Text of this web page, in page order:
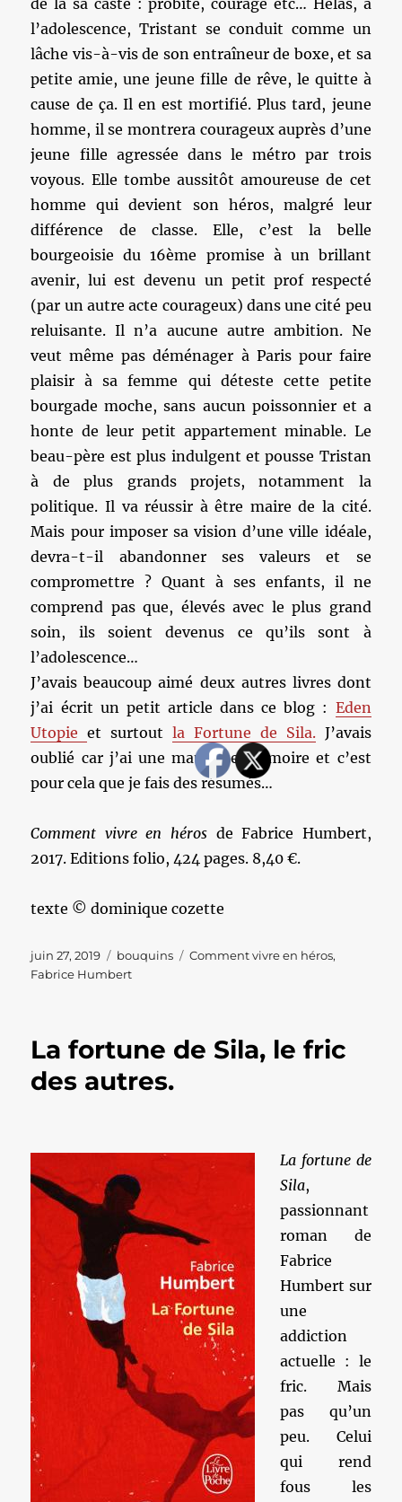
de la sa caste : probité, courage etc… Hélas, à
l’adolescence, Tristant se conduit comme un
lâche vis-à-vis de son entraîneur de boxe, et sa
petite amie, une jeune fille de rêve, le quitte à
cause de ça. Il en est mortifié. Plus tard, jeune
homme, il se montrera courageux auprès d’une
jeune fille agressée dans le métro par trois
voyous. Elle tombe aussitôt amoureuse de cet
homme qui devient son héros, malgré leur
différence de classe. Elle, c’est la belle
bourgeoisie du 16ème promise à un brillant
avenir, lui est devenu un petit prof respecté
(par un autre acte courageux) dans une cité peu
reluisante. Il n’a aucune autre ambition. Ne
veut même pas déménager à Paris pour faire
plaisir à sa femme qui déteste cette petite
bourgade moche, sans aucun poissonnier et a
honte de leur petit appartement minable. Le
beau-père est plus indulgent et pousse Tristan
à de plus grands projets, notamment la
politique. Il va réussir à être maire de la cité.
Mais pour imposer sa vision d’une ville idéale,
devra-t-il abandonner ses valeurs et se
compromettre ? Quant à ses enfants, il ne
comprend pas que, élevés avec le plus grand
soin, ils soient devenus ce qu’ils sont à
l’adolescence…
J’avais beaucoup aimé deux autres livres dont
j’ai écrit un petit article dans ce blog : Eden
Utopieet surtoutla Fortune de Sila.J’avais
oublié car j’ai une mauvaise mémoire et c’est
pour cela que je fais des résumés…
Comment vivre en héros de Fabrice Humbert,
2017. Editions folio, 424 pages. 8,40 €.
texte © dominique cozette
Publié
le
juin 27, 2019 Catégories
bouquins Étiquettes
Comment vivre en héros,
Fabrice Humbert
La fortune de Sila, le fric
des autres.
La fortune de
Sila,
passionnant
roman de
Fabrice
Humbert sur
une
addiction
actuelle : le
fric. Mais
pas qu’un
peu. Celui
qui rend
fous les